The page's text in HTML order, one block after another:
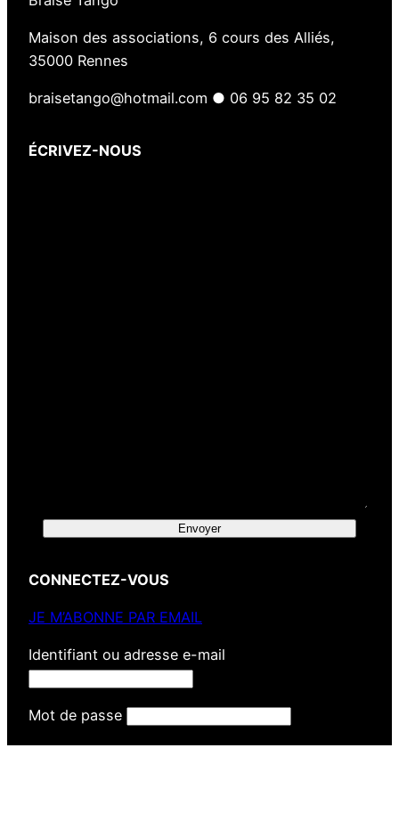
Maison des associations, 6 cours des Alliés,
35000 Rennes
braisetango@hotmail.com ● 06 95 82 35 02
ÉCRIVEZ-NOUS
Envoyer
CONNECTEZ-VOUS
JE M’ABONNE PAR EMAIL
Identifiant ou adresse e-mail
Mot de passe